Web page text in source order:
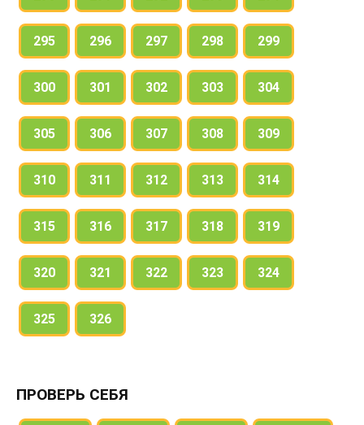
295 296 297 298 299
300 301 302 303 304
305 306 307 308 309
310 311 312 313 314
315 316 317 318 319
320 321 322 323 324
325 326
ПРОВЕРЬ СЕБЯ